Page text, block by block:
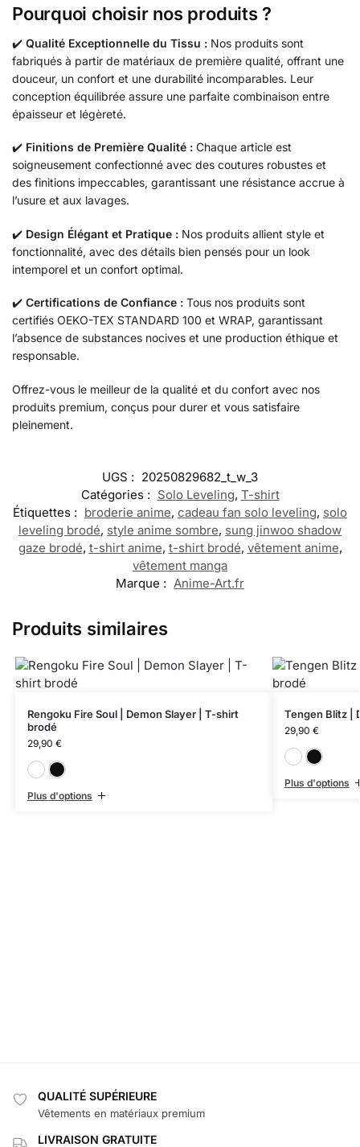
Pourquoi choisir nos produits ?
✔️ Qualité Exceptionnelle du Tissu : Nos produits sont
fabriqués à partir de matériaux de première qualité, offrant une
douceur, un confort et une durabilité incomparables. Leur
conception équilibrée assure une parfaite combinaison entre
épaisseur et légèreté.
✔️ Finitions de Première Qualité : Chaque article est
soigneusement confectionné avec des coutures robustes et
des finitions impeccables, garantissant une résistance accrue à
l’usure et aux lavages.
✔️ Design Élégant et Pratique : Nos produits allient style et
fonctionnalité, avec des détails bien pensés pour un look
intemporel et un confort optimal.
✔️ Certifications de Confiance : Tous nos produits sont
certifiés OEKO-TEX STANDARD 100 et WRAP, garantissant
l’absence de substances nocives et une production éthique et
responsable.
Offrez-vous le meilleur de la qualité et du confort avec nos
produits premium, conçus pour durer et vous satisfaire
pleinement.
UGS : 20250829682_t_w_3
Catégories : Solo Leveling, T-shirt
Étiquettes : broderie anime, cadeau fan solo leveling, solo
leveling brodé, style anime sombre, sung jinwoo shadow
gaze brodé, t-shirt anime, t-shirt brodé, vêtement anime,
vêtement manga
Marque : Anime-Art.fr
Produits similaires
Rengoku Fire Soul | Demon Slayer | T-shirt
brodé
29,90 €
Plus d'options
Tengen Blitz |
29,90 €
Plus d'options
QUALITÉ SUPÉRIEURE
Vêtements en matériaux premium
LIVRAISON GRATUITE